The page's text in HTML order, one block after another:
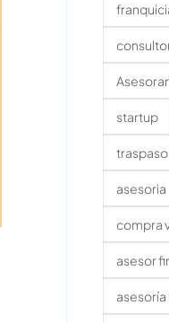
startup
traspaso
asesoria
compra
asesor